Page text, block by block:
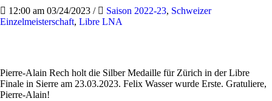
12:00 am 03/24/2023 / Saison 2022-23, Schweizer
Einzelmeisterschaft, Libre LNA
Pierre-Alain Rech holt die Silber Medaille für Zürich in der Libre
Finale in Sierre am 23.03.2023. Felix Wasser wurde Erste. Gratuliere,
Pierre-Alain!